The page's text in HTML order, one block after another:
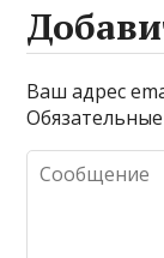
Ваш адрес